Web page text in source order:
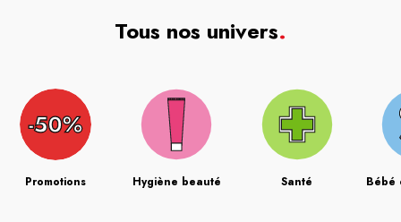
Tous nos univers.
Promotions Hygiène beauté Santé Bébé